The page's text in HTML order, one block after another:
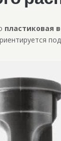
пластиковая